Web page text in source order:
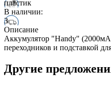
пластик
В наличии:
3
Описание
Аккумулятор "Handy"
переходников и подставкой
Другие